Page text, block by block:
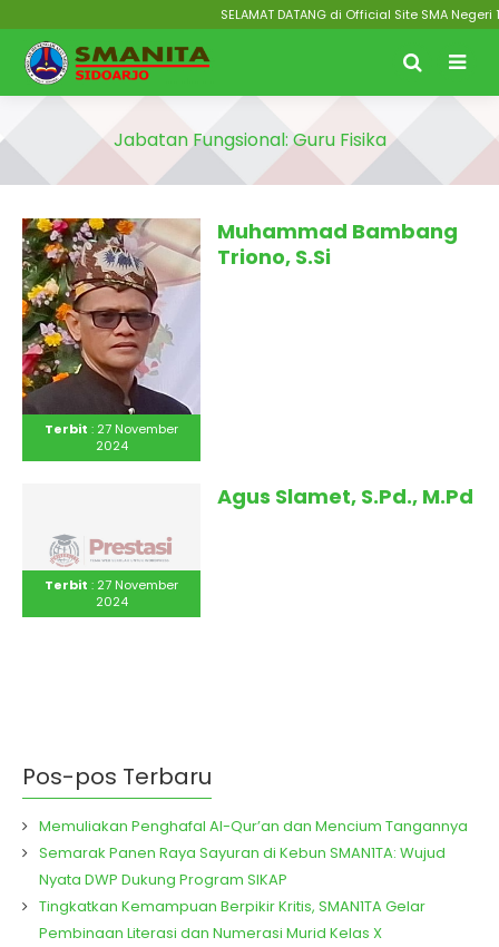
SELAMAT DATANG di Official Site SMA Negeri
Jabatan Fungsional:Guru Fisika
Terbit : 27 November
2024
Muhammad Bambang
Triono, S.Si
Terbit : 27 November
2024
Agus Slamet, S.Pd., M.Pd
Pos-pos Terbaru
Memuliakan Penghafal Al-Qur’an dan Mencium Tangannya
Semarak Panen Raya Sayuran di Kebun SMAN1TA: Wujud
Nyata DWP Dukung Program SIKAP
Tingkatkan Kemampuan Berpikir Kritis, SMAN1TA Gelar
Pembinaan Literasi dan Numerasi Murid Kelas X